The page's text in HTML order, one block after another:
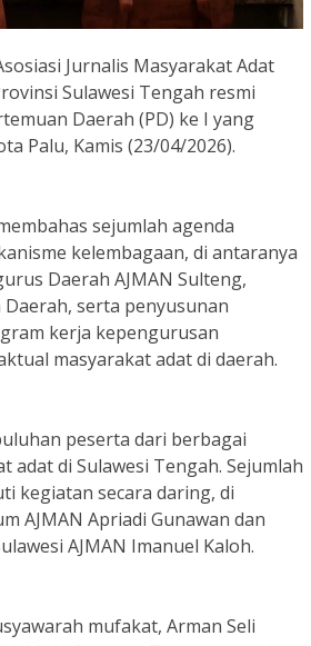
Jurnalis Masyarakat Adat
Sulawesi Tengah resmi
Daerah (PD) ke I yang
Palu, Kamis (23/04/2026).
sejumlah agenda
kelembagaan, di antaranya
Daerah AJMAN Sulteng,
serta penyusunan
kerja kepengurusan
masyarakat adat di daerah.
peserta dari berbagai
adat di Sulawesi Tengah. Sejumlah
kegiatan secara daring, di
AJMAN Apriadi Gunawan dan
AJMAN Imanuel Kaloh.
mufakat, Arman Seli